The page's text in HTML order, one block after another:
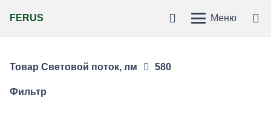
FERUS Меню
Товар Световой поток, лм 580
Фильтр